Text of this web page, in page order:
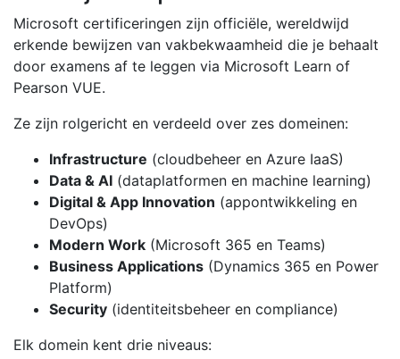
Microsoft certificeringen zijn officiële, wereldwijd
erkende bewijzen van vakbekwaamheid die je behaalt
door examens af te leggen via Microsoft Learn of
Pearson VUE.
Ze zijn rolgericht en verdeeld over zes domeinen:
Infrastructure (cloudbeheer en Azure IaaS)
Data & AI (dataplatformen en machine learning)
Digital & App Innovation (appontwikkeling en
DevOps)
Modern Work (Microsoft 365 en Teams)
Business Applications (Dynamics 365 en Power
Platform)
Security (identiteitsbeheer en compliance)
Elk domein kent drie niveaus: